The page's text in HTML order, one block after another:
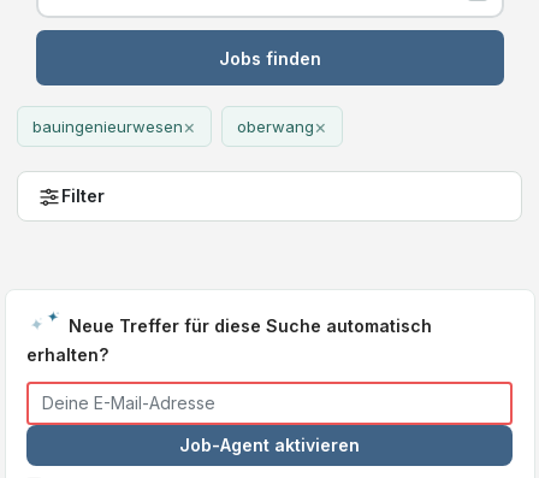
Jobs finden
bauingenieurwesen× oberwang×
Filter
Neue Treffer für diese Suche automatisch
erhalten?
Job-Agent aktivieren